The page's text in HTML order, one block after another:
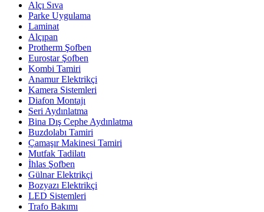
Alçı Sıva
Parke Uygulama
Laminat
Alçıpan
Protherm Şofben
Eurostar Şofben
Kombi Tamiri
Anamur Elektrikçi
Kamera Sistemleri
Diafon Montajı
Seri Aydınlatma
Bina Dış Cephe Aydınlatma
Buzdolabı Tamiri
Çamaşır Makinesi Tamiri
Mutfak Tadilatı
İhlas Şofben
Gülnar Elektrikçi
Bozyazı Elektrikçi
LED Sistemleri
Trafo Bakımı